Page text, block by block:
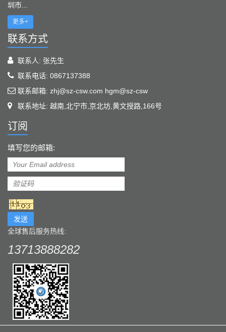
圳市...
更多+
联系方式
联系人: 张先生
联系电话: 0867137388
联系邮箱: zhj@sz-csw.com hgm@sz-csw
联系地址: 越南,北宁市,京北坊,黄文授路,166号
订阅
填写您的邮箱:
发送
全球售后服务热线:
13713888282